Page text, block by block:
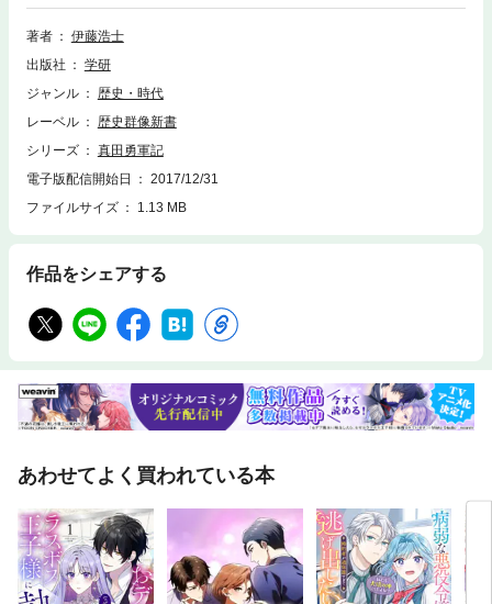
著者
伊藤浩士
出版社
学研
ジャンル
歴史・時代
レーベル
歴史群像新書
シリーズ
真田勇軍記
電子版配信開始日
2017/12/31
ファイルサイズ
1.13 MB
作品をシェアする
あわせてよく買われている本